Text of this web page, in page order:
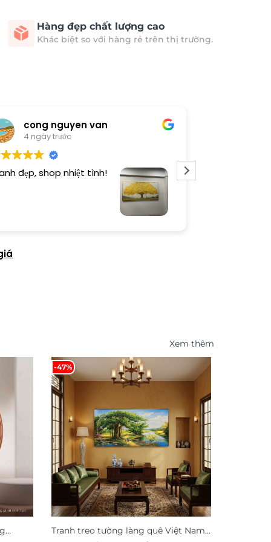
Hàng đẹp chất lượng cao
Khác biệt so với hàng rẻ trên thị trường.
cong nguyen van
4 ngày trước
đẹp, shop nhiệt tình!
Xem thêm
-47%
Tranh treo tường làng quê Việt Nam